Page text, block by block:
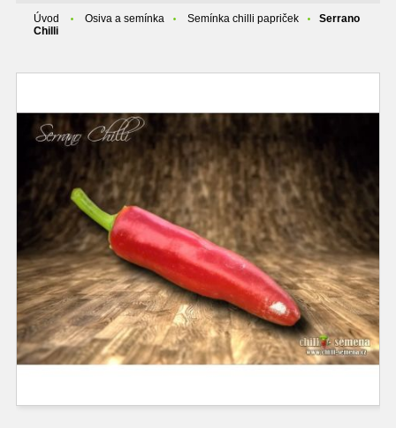
Úvod Osiva a semínka Semínka chilli papriček
Serrano
Chilli